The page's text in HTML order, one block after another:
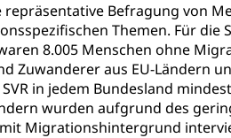
Befragung von
Themen. Für die
8.005 Menschen ohne
Zuwanderer aus EU-Ländern
in jedem Bundesland
wurden aufgrund des
Migrationshintergrund